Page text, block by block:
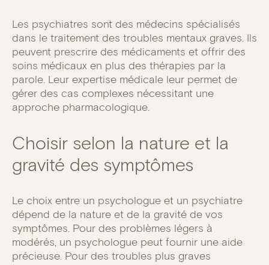
Les psychiatres sont des médecins spécialisés
dans le traitement des troubles mentaux graves. Ils
peuvent prescrire des médicaments et offrir des
soins médicaux en plus des thérapies par la
parole. Leur expertise médicale leur permet de
gérer des cas complexes nécessitant une
approche pharmacologique.
Choisir selon la nature et la
gravité des symptômes
Le choix entre un psychologue et un psychiatre
dépend de la nature et de la gravité de vos
symptômes. Pour des problèmes légers à
modérés, un psychologue peut fournir une aide
précieuse. Pour des troubles plus graves